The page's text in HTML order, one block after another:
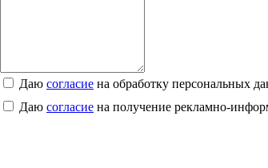
Даю согласие на обработку персональных
Даю согласие на получение рекламно-